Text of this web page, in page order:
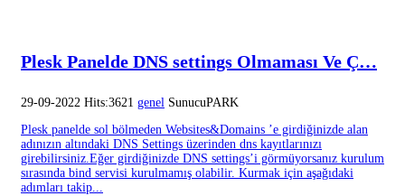
Plesk Panelde DNS settings Olmaması Ve Ç…
29-09-2022 Hits:3621 genel SunucuPARK
Plesk panelde sol bölmeden Websites&Domains ’e girdiğinizde alan
adınızın altındaki DNS Settings üzerinden dns kayıtlarınızı
girebilirsiniz.Eğer girdiğinizde DNS settings’i görmüyorsanız kurulum
sırasında bind servisi kurulmamış olabilir. Kurmak için aşağıdaki
adımları takip...